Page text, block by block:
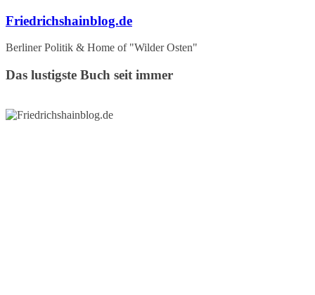
Zum
springen
Friedrichshainblog.de
Berliner Politik & Home of "Wilder Osten"
Das lustigste Buch seit immer